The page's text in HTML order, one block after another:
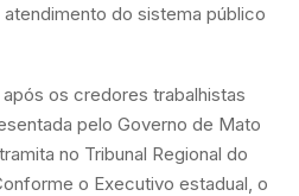
do sistema público
os credores trabalhistas
pelo Governo de Mato
no Tribunal Regional do
o Executivo estadual, o